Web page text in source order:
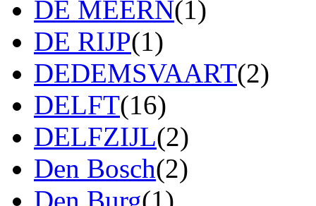
DE MEERN(1)
DE RIJP(1)
DEDEMSVAART(2)
DELFT(16)
DELFZIJL(2)
Den Bosch(2)
Den Burg(1)